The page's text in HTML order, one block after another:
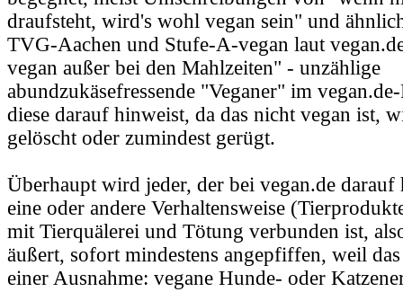
draufsteht, wird's wohl vegan sein" und
TVG-Aachen und Stufe-A-vegan laut
vegan außer bei den Mahlzeiten" - unzählige
abundzukäsefressende "Veganer" im
diese darauf hinweist, da das nicht vegan ist,
gelöscht oder zumindest gerügt.
Überhaupt wird jeder, der bei vegan.de darauf
eine oder andere Verhaltensweise
mit Tierquälerei und Tötung verbunden ist,
äußert, sofort mindestens angepfiffen, weil
einer Ausnahme: vegane Hunde- oder